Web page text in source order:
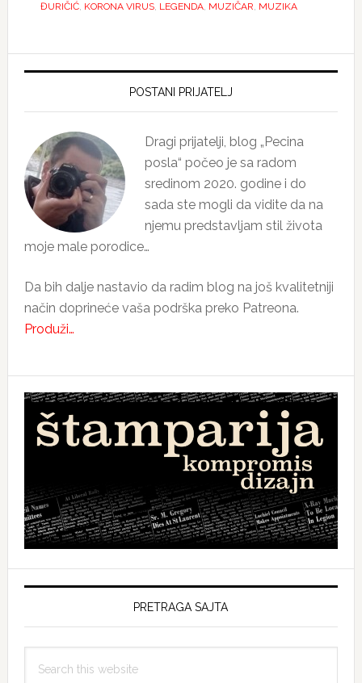
ĐURIČIĆ, KORONA VIRUS, LEGENDA, MUZIČAR, MUZIKA
Primary
POSTANI PRIJATELJ
Dragi prijatelji, blog „Pecina
posla“ počeo je sa radom
sredinom 2020. godine i do
sada ste mogli da vidite da na
njemu predstavljam stil života
moje male porodice…
Da bih dalje nastavio da radim blog na još kvalitetniji
način doprineće vaša podrška preko Patreona.
Produži…
PRETRAGA SAJTA
this